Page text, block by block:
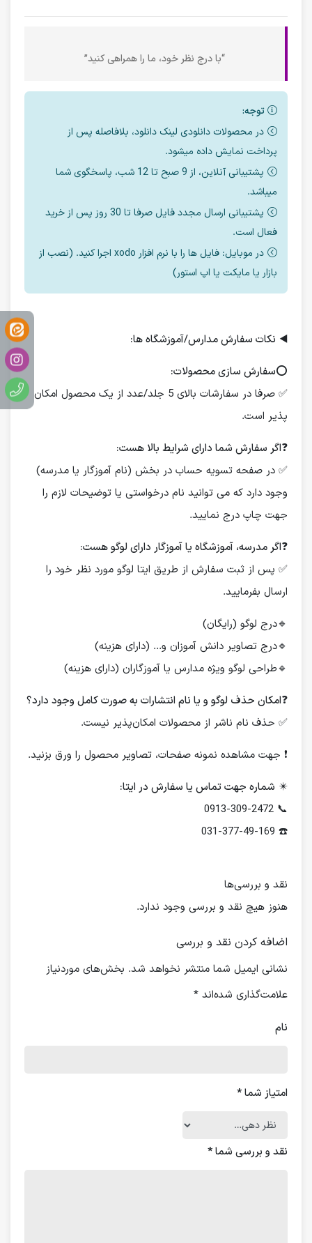
“با درج نظر خود، ما را همراهی کنید”
توجه:
در محصولات دانلودی لینک دانلود، بلافاصله پس از
پرداخت نمایش داده میشود.
پشتیبانی آنلاین، از 9 صبح تا 12 شب، پاسخگوی شما
میباشد.
پشتیبانی ارسال مجدد فایل صرفا تا 30 روز پس از خرید
فعال است.
در موبایل: فایل ها را با نرم افزار xodo اجرا کنید. (نصب از
بازار یا مایکت یا اپ استور)
◀️ نکات سفارش مدارس/آموزشگاه ها:
⭕️سفارش سازی محصولات:
✅ صرفا در سفارشات بالای 5 جلد/عدد از یک محصول امکان
پذیر است.
❓اگر سفارش شما دارای شرایط بالا هست:
✅ در صفحه تسویه حساب در بخش (نام آموزگار یا مدرسه)
وجود دارد که می توانید نام درخواستی یا توضیحات لازم را
جهت چاپ درج نمایید.
❓اگر مدرسه، آموزشگاه یا آموزگار دارای لوگو هست:
✅ پس از ثبت سفارش از طریق ایتا لوگو مورد نظر خود را
ارسال بفرمایید.
🔹درج لوگو (رایگان)
🔹درج تصاویر دانش آموزان و... (دارای هزینه)
🔹طراحی لوگو ویژه مدارس یا آموزگاران (دارای هزینه)
❓امکان حذف لوگو و یا نام انتشارات به صورت کامل وجود دارد؟
✅ حذف نام ناشر از محصولات امکان‌پذیر نیست.
❗️ جهت مشاهده نمونه صفحات، تصاویر محصول را ورق بزنید.
✴️ شماره جهت تماس یا سفارش در ایتا:
📞 0913-309-2472
☎️ 031-377-49-169
نقد و بررسی‌ها
هنوز هیچ نقد و بررسی وجود ندارد.
اضافه کردن نقد و بررسی
نشانی ایمیل شما منتشر نخواهد شد. بخش‌های موردنیاز
علامت‌گذاری شده‌اند *
نام
امتیاز شما*
نقد و بررسی شما*